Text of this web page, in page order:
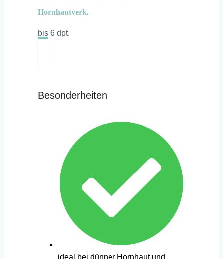
Hornhautverk.
bis 6 dpt.
Besonderheiten
ideal bei dünner Hornhaut und